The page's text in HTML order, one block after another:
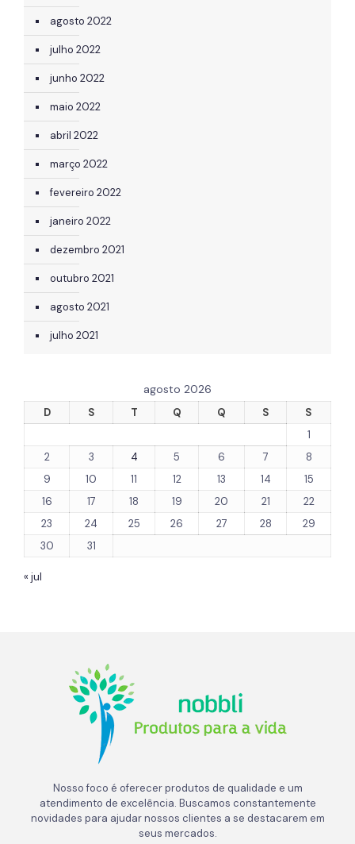
agosto 2022
julho 2022
junho 2022
maio 2022
abril 2022
março 2022
fevereiro 2022
janeiro 2022
dezembro 2021
outubro 2021
agosto 2021
julho 2021
agosto 2026
D S T Q Q S
S
1
2
3 4 5 6 7
8
9
10 11 12 13 14
15
16
17 18 19 20 21
22
23
24 25 26 27 28
29
30
31
« jul
Nosso foco é oferecer produtos de qualidade e um
atendimento de excelência. Buscamos constantemente
novidades para ajudar nossos clientes a se destacarem em
seus mercados.